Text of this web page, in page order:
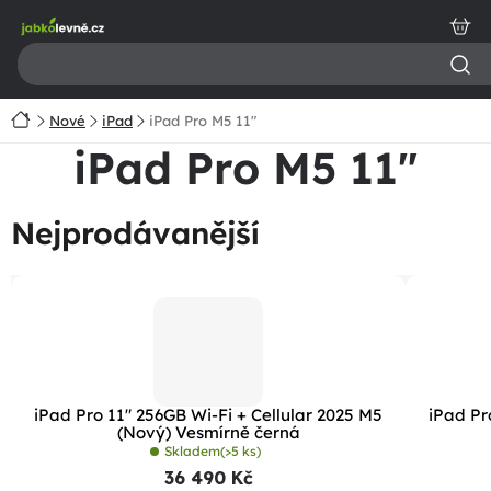
obsah
DomůNové iPad iPad Pro M5 11"
iPad Pro M5 11"
Nejprodávanější
iPad Pro 11" 256GB Wi-Fi + Cellular 2025 M5
(Nový) Vesmírně černá
Skladem(>5 ks)
36 490 Kč
iPad